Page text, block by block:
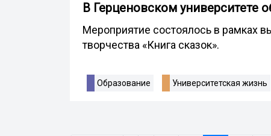
В Герценовском университете
Мероприятие состоялось в рамках
творчества «Книга сказок».
Образование Университетская жизнь